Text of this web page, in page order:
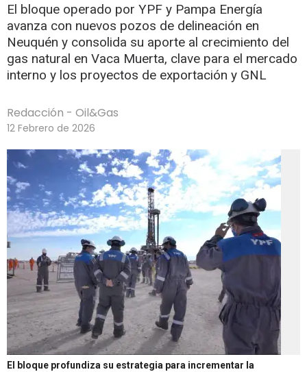
El bloque operado por YPF y Pampa Energía
avanza con nuevos pozos de delineación en
Neuquén y consolida su aporte al crecimiento del
gas natural en Vaca Muerta, clave para el mercado
interno y los proyectos de exportación y GNL
Redacción - Oil&Gas
12 Febrero de 2026
El bloque profundiza su estrategia para incrementar la